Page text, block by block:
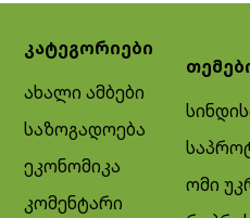
კატეგორიები
ახალი ამბები
საზოგადოება
ეკონომიკა
კომენტარი
ომი